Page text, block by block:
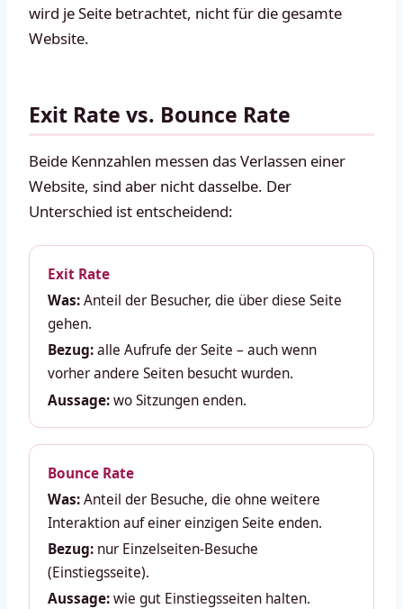
wird je Seite betrachtet, nicht für die gesamte
Website.
Exit Rate vs. Bounce Rate
Beide Kennzahlen messen das Verlassen einer
Website, sind aber nicht dasselbe. Der
Unterschied ist entscheidend:
Exit Rate
Was:Anteil der Besucher, die über diese Seite
gehen.
Bezug:alle Aufrufe der Seite – auch wenn
vorher andere Seiten besucht wurden.
Aussage:wo Sitzungen enden.
Bounce Rate
Was:Anteil der Besuche, die ohne weitere
Interaktion auf einer einzigen Seite enden.
Bezug: nur Einzelseiten-Besuche
(Einstiegsseite).
Aussage:wie gut Einstiegsseiten halten.